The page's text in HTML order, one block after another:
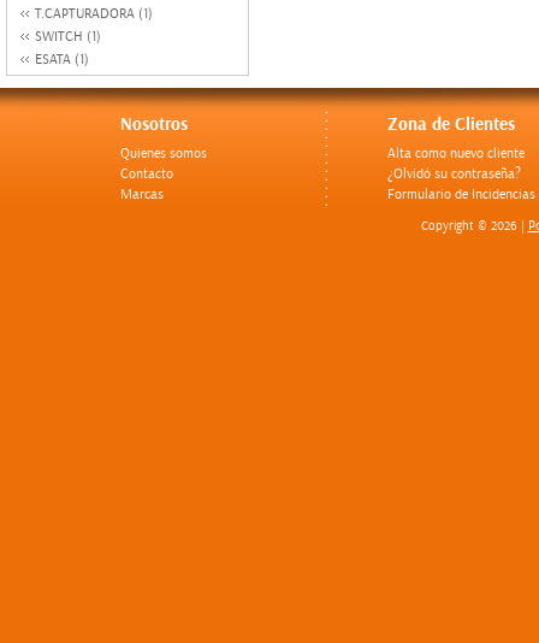
T.CAPTURADORA (1)
SWITCH (1)
ESATA (1)
Nosotros
Quienes somos
Contacto
Marcas
Zona de Clientes
Alta como nuevo cliente
¿Olvidó su contraseña?
Formulario de Incidencias
Copyright © 2026 |